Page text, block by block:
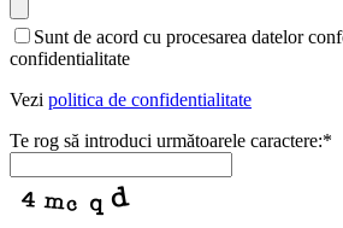
Phone
Number*
Sunt de acord cu procesarea datelor
confidentialitate
Vezi politica de confidentialitate
Te rog să introduci următoarele caractere:*